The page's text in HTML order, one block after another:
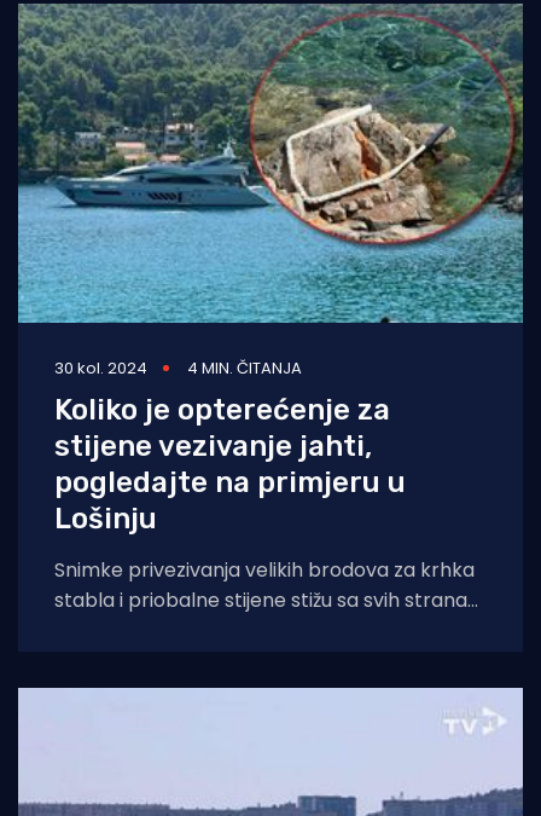
30 kol. 2024 4 MIN. ČITANJA
Koliko je opterećenje za
stijene vezivanje jahti,
pogledajte na primjeru u
Lošinju
Snimke privezivanja velikih brodova za krhka
stabla i priobalne stijene stižu sa svih strana